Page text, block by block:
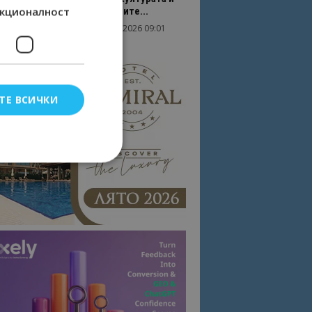
вдъхновяващите...
17/06/2026 09:01
ВСИЧКИ
влизане и
съгласието
на сайта.